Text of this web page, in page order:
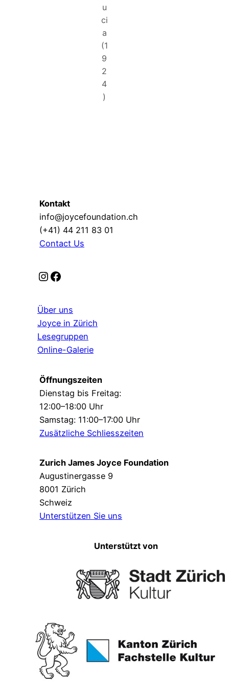
u
ci
a
(1
9
2
4
)
Kontakt
info@joycefoundation.ch
(+41) 44 211 83 01
Contact Us
Instagram Facebook
Über uns
Joyce in Zürich
Lesegruppen
Online-Galerie
Öffnungszeiten
Dienstag bis Freitag:
12:00–18:00 Uhr
Samstag: 11:00–17:00 Uhr
Zusätzliche Schliesszeiten
Zurich James Joyce Foundation
Augustinergasse 9
8001 Zürich
Schweiz
Unterstützen Sie uns
Unterstützt von